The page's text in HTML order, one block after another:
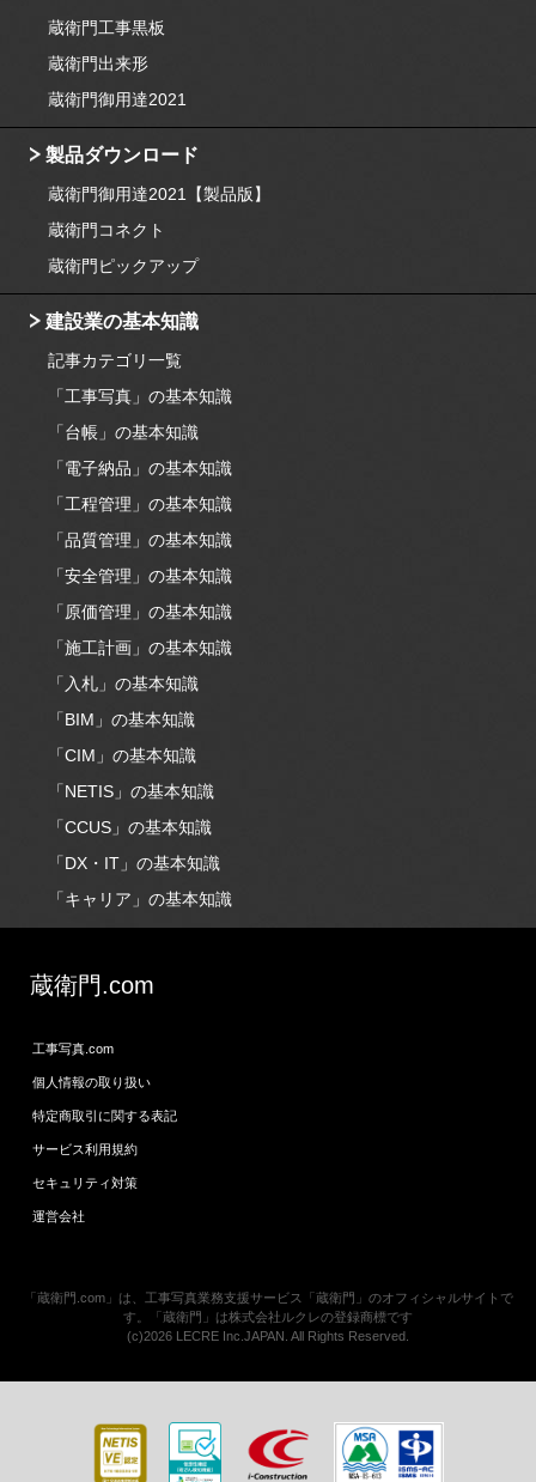
蔵衛門工事黒板
蔵衛門出来形
蔵衛門御用達2021
製品ダウンロード
蔵衛門御用達2021【製品版】
蔵衛門コネクト
蔵衛門ピックアップ
建設業の基本知識
記事カテゴリ一覧
「工事写真」の基本知識
「台帳」の基本知識
「電子納品」の基本知識
「工程管理」の基本知識
「品質管理」の基本知識
「安全管理」の基本知識
「原価管理」の基本知識
「施工計画」の基本知識
「入札」の基本知識
「BIM」の基本知識
「CIM」の基本知識
「NETIS」の基本知識
「CCUS」の基本知識
「DX・IT」の基本知識
「キャリア」の基本知識
蔵衛門.com
工事写真.com
個人情報の取り扱い
特定商取引に関する表記
サービス利用規約
セキュリティ対策
運営会社
「蔵衛門.com」は、工事写真業務支援サービス「蔵衛門」のオフィシャルサイトで
す。「蔵衛門」は株式会社ルクレの登録商標です
(c)2026 LECRE Inc.JAPAN. All Rights Reserved.